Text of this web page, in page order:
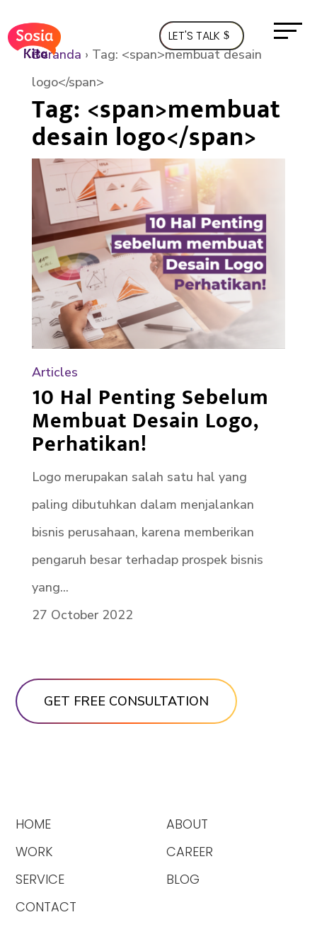
LET'S TALK
Beranda › Tag: <span>membuat desain
logo</span>
Tag: <span>membuat
desain logo</span>
Articles
10 Hal Penting Sebelum
Membuat Desain Logo,
Perhatikan!
Logo merupakan salah satu hal yang
paling dibutuhkan dalam menjalankan
bisnis perusahaan, karena memberikan
pengaruh besar terhadap prospek bisnis
yang...
27 October 2022
HOME
WORK
SERVICE
CONTACT
ABOUT
CAREER
BLOG